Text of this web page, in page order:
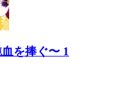
を捧ぐ〜 1